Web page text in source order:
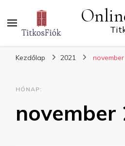
Kezdőlap 2021 november
HÓNAP:
november